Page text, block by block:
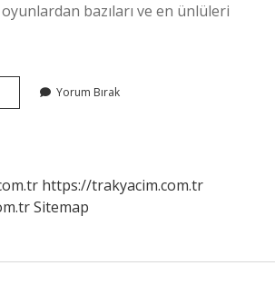
oyunlardan bazıları ve en ünlüleri
Caydacira
Oyunu
Yorum Bırak
https://trakyacim.com.tr
Sitemap